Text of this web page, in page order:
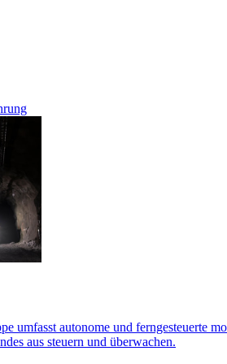
umfasst autonome und ferngesteuerte
aus steuern und überwachen.